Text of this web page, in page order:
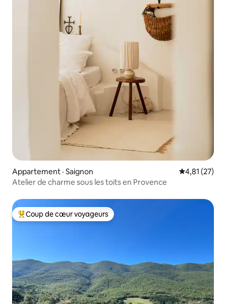
Appartement · Saignon Note
4,81 (27)
Atelier de charme sous les toits en Provence
Coup de cœur voyageurs parmi les plus aimés
Coup de cœur voyageurs